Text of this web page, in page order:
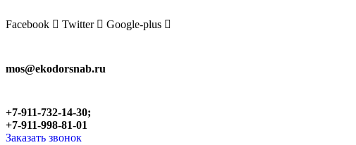
to
Facebook Twitter Google-plus
mos@ekodorsnab.ru
+7-911-732-14-30;
+7-911-998-81-01
Заказать звонок